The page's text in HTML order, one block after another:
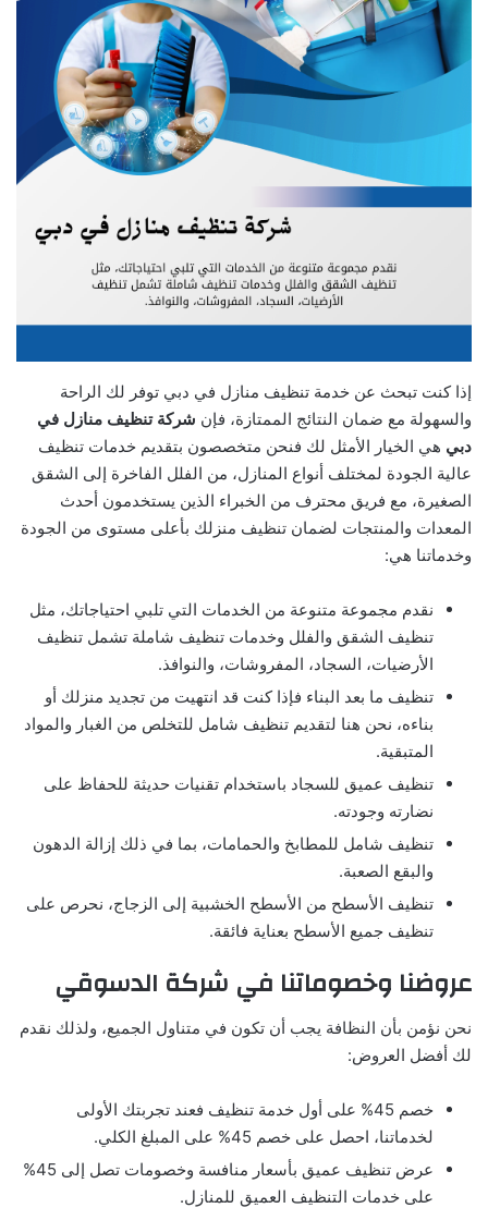
إذا كنت تبحث عن خدمة تنظيف منازل في دبي توفر لك الراحة
والسهولة مع ضمان النتائج الممتازة، فإن شركة تنظيف منازل في
دبي هي الخيار الأمثل لك فنحن متخصصون بتقديم خدمات تنظيف
عالية الجودة لمختلف أنواع المنازل، من الفلل الفاخرة إلى الشقق
الصغيرة، مع فريق محترف من الخبراء الذين يستخدمون أحدث
المعدات والمنتجات لضمان تنظيف منزلك بأعلى مستوى من الجودة
وخدماتنا هي:
نقدم مجموعة متنوعة من الخدمات التي تلبي احتياجاتك، مثل
تنظيف الشقق والفلل وخدمات تنظيف شاملة تشمل تنظيف
الأرضيات، السجاد، المفروشات، والنوافذ.
تنظيف ما بعد البناء فإذا كنت قد انتهيت من تجديد منزلك أو
بناءه، نحن هنا لتقديم تنظيف شامل للتخلص من الغبار والمواد
المتبقية.
تنظيف عميق للسجاد باستخدام تقنيات حديثة للحفاظ على
نضارته وجودته.
تنظيف شامل للمطابخ والحمامات، بما في ذلك إزالة الدهون
والبقع الصعبة.
تنظيف الأسطح من الأسطح الخشبية إلى الزجاج، نحرص على
تنظيف جميع الأسطح بعناية فائقة.
عروضنا وخصوماتنا في شركة الدسوقي
نحن نؤمن بأن النظافة يجب أن تكون في متناول الجميع، ولذلك نقدم
لك أفضل العروض:
خصم 45% على أول خدمة تنظيف فعند تجربتك الأولى
لخدماتنا، احصل على خصم 45% على المبلغ الكلي.
عرض تنظيف عميق بأسعار منافسة وخصومات تصل إلى 45%
على خدمات التنظيف العميق للمنازل.